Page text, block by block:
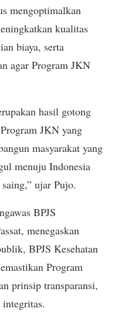
mengoptimalkan
kualitas
biaya, serta
agar Program JKN
hasil gotong
JKN yang
masyarakat yang
menuju Indonesia
ujar Pujo.
BPJS
menegaskan
BPJS Kesehatan
Program
prinsip transparansi,